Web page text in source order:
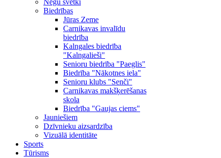
Nēģu svētki
Biedrības
Jūras Zeme
Carnikavas invalīdu
biedrība
Kalngales biedrība
"Kalngalieši"
Senioru biedrība "Paeglis"
Biedrība "Nākotnes iela"
Senioru klubs "Senči"
Carnikavas makšķerēšanas
skola
Biedrība "Gaujas ciems"
Jauniešiem
Dzīvnieku aizsardzība
Vizuālā identitāte
Sports
Tūrisms